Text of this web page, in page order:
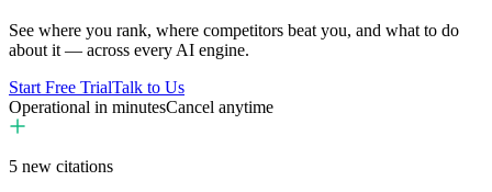
See where you rank, where competitors beat you, and what to do
about it — across every AI engine.
Start Free TrialTalk to Us
Operational in minutesCancel anytime
5 new citations